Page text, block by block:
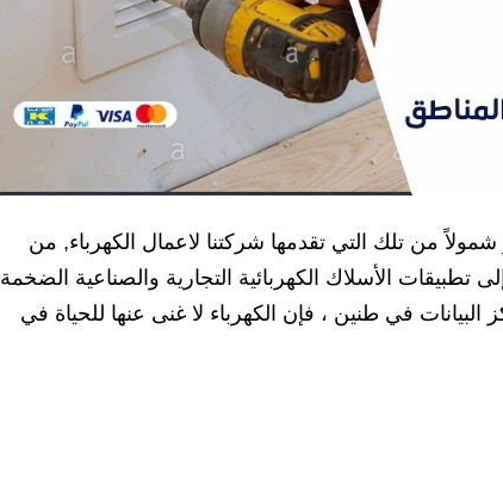
من تلك التي تقدمها شركتنا لاعمال الكهرباء, من
تطبيقات الأسلاك الكهربائية التجارية والصناعية الضخمة
في طنين ، فإن الكهرباء لا غنى عنها للحياة في